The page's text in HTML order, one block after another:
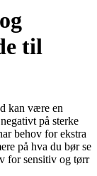
til
kan være en
på sterke
behov for ekstra
på hva du bør se
for sensitiv og tørr